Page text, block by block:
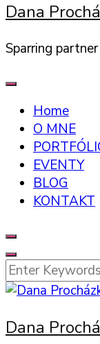
Dana
Sparring
Home
O MNE
EVENTY
BLOG
KONTAKT
Looking
for
Dana